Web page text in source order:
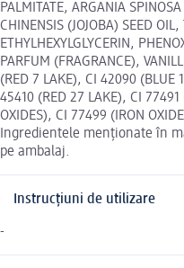
PALMITATE, ARGANIA
CHINENSIS (JOJOBA) SEED OIL,
ETHYLHEXYLGLYCERIN,
PARFUM (FRAGRANCE),
(RED 7 LAKE), CI 42090 (BLUE
45410 (RED 27 LAKE), CI
OXIDES), CI 77499 (IRON
Ingredientele menționate în
pe ambalaj.
Instrucțiuni de utilizare
-